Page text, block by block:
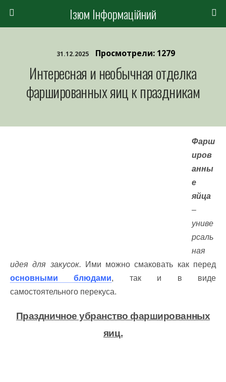
Ізюм Інформаційний
31.12.2025 Просмотрели: 1279
Интересная и необычная отделка
фаршированных яиц к праздникам
Фарш
иров
анны
е
яйца
–
униве
рсаль
ная
идея для закусок. Ими можно смаковать как перед
основными блюдами, так и в виде
самостоятельного перекуса.
Праздничное убранство фаршированных
яиц.